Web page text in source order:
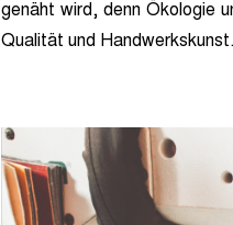
genäht wird, denn Ökologie
Qualität und Handwerkskunst.